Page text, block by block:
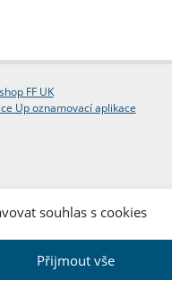
souhlas s cookies
Přijmout vše
FF UK
Up oznamovací aplikace